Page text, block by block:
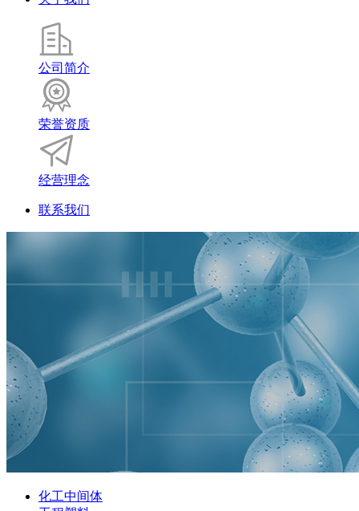
公司简介
荣誉资质
经营理念
联系我们
化工中间体